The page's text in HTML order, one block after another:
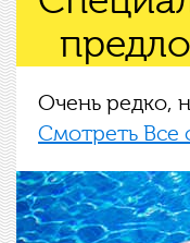
Очень редко,
Смотреть Все